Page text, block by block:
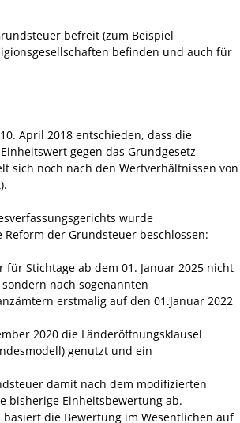
befreit (zum Beispiel
befinden und auch für
April 2018 entschieden, dass die
gegen das Grundgesetz
sich noch nach den Wertverhältnissen von
wurde
der Grundsteuer beschlossen:
Stichtage ab dem 01. Januar 2025 nicht
nach sogenannten
erstmalig auf den 01.Januar 2022
2020 die Länderöffnungsklausel
genutzt und ein
damit nach dem modifizierten
bisherige Einheitsbewertung ab.
die Bewertung im Wesentlichen auf